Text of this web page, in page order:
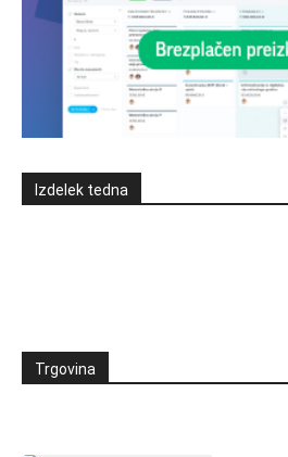
Izdelek tedna
Trgovina